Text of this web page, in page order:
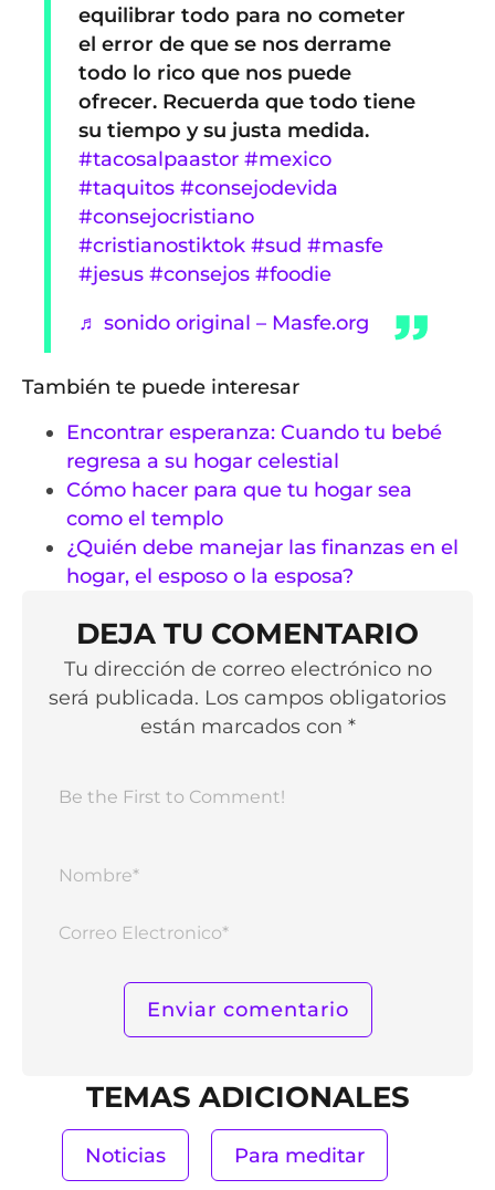
equilibrar todo para no cometer
el error de que se nos derrame
todo lo rico que nos puede
ofrecer. Recuerda que todo tiene
su tiempo y su justa medida.
#tacosalpaastor #mexico
#taquitos #consejodevida
#consejocristiano
#cristianostiktok #sud #masfe
#jesus #consejos #foodie
♬ sonido original – Masfe.org
También te puede interesar
Encontrar esperanza: Cuando tu bebé
regresa a su hogar celestial
Cómo hacer para que tu hogar sea
como el templo
¿Quién debe manejar las finanzas en el
hogar, el esposo o la esposa?
DEJA TU COMENTARIO
Tu dirección de correo electrónico no
será publicada. Los campos obligatorios
están marcados con *
TEMAS ADICIONALES
Noticias Para meditar